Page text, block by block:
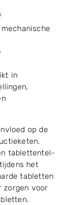
in
op de
tablettentel-
het
tabletten
zorgen voor